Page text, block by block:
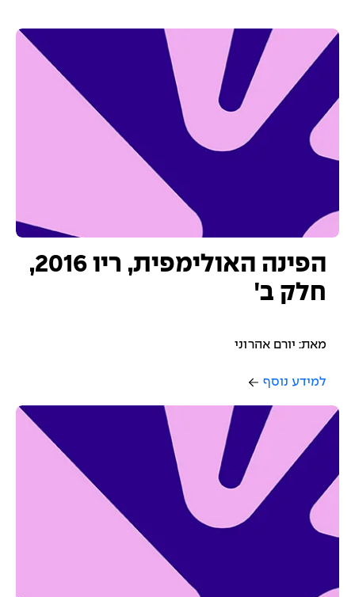
הפינה האולימפית, ריו 2016,
חלק ב'
מאת: יורם אהרוני
למידע נוסף